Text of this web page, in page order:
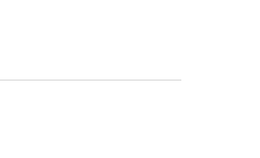
et Analyse), 3
Par ailleurs,
prolongement de
; d’être